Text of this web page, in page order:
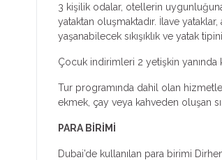
3 kişilik odalar, otellerin
yataktan oluşmaktadır. İlave
yaşanabilecek sıkışıklık ve yatak
Çocuk indirimleri 2 yetişkin
Tur programında dahil olan
ekmek, çay veya kahveden oluşan
PARA BİRİMİ
Dubai’de kullanılan para birimi